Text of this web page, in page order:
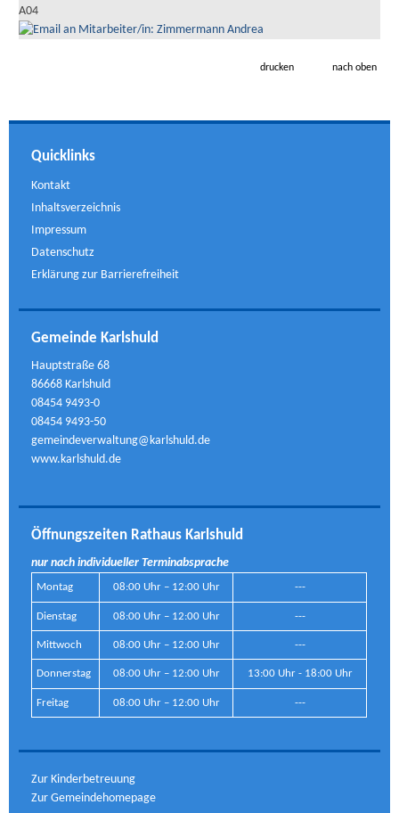
A04
drucken nach oben
Quicklinks
Kontakt
Inhaltsverzeichnis
Impressum
Datenschutz
Erklärung zur Barrierefreiheit
Gemeinde Karlshuld
Hauptstraße 68
86668 Karlshuld
08454 9493-0
08454 9493-50
gemeindeverwaltung@karlshuld.de
www.karlshuld.de
Öffnungszeiten Rathaus Karlshuld
nur nach individueller Terminabsprache
Montag 08:00 Uhr – 12:00 Uhr ---
Dienstag 08:00 Uhr – 12:00 Uhr ---
Mittwoch 08:00 Uhr – 12:00 Uhr ---
Donnerstag 08:00 Uhr – 12:00 Uhr 13:00 Uhr - 18:00 Uhr
Freitag 08:00 Uhr – 12:00 Uhr ---
Zur Kinderbetreuung
Zur Gemeindehomepage